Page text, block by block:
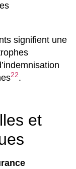
signifient une
22.
et